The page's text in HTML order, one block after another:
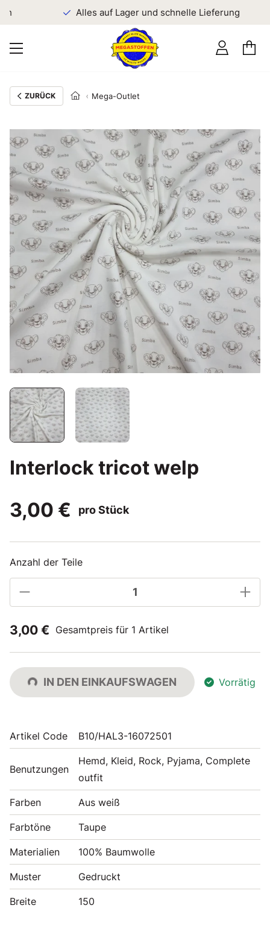
Alles auf Lager und schnelle Lieferung
ZURÜCK Mega-Outlet
Interlock tricot welp
3,00 €
pro Stück
Anzahl der Teile
3,00 € Gesamtpreis für 1 Artikel
IN DEN EINKAUFSWAGEN Vorrätig
Artikel Code B10/HAL3-16072501
Benutzungen
Hemd, Kleid, Rock, Pyjama, Complete
outfit
Farben Aus weiß
Farbtöne Taupe
Materialien 100% Baumwolle
Muster Gedruckt
Breite 150